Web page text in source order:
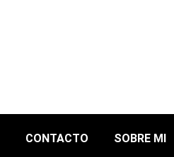
CONTACTO SOBRE MI